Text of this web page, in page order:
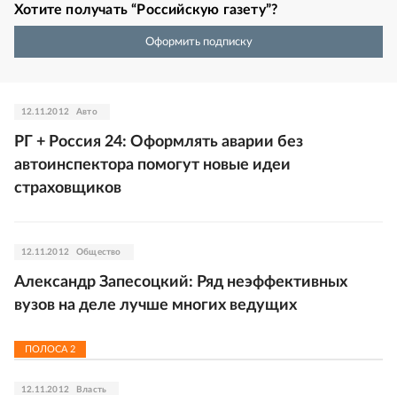
Хотите получать “Российскую газету”?
Оформить подписку
12.11.2012 Авто
РГ + Россия 24: Оформлять аварии без
автоинспектора помогут новые идеи
страховщиков
12.11.2012 Общество
Александр Запесоцкий: Ряд неэффективных
вузов на деле лучше многих ведущих
ПОЛОСА 2
12.11.2012 Власть